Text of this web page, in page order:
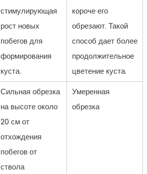
стимулирующая
рост новых
побегов для
формирования
куста.
короче его
обрезают. Такой
способ дает более
продолжительное
цветение куста.
Сильная обрезка
на высоте около
20 см от
отхождения
побегов от
ствола
Умеренная
обрезка